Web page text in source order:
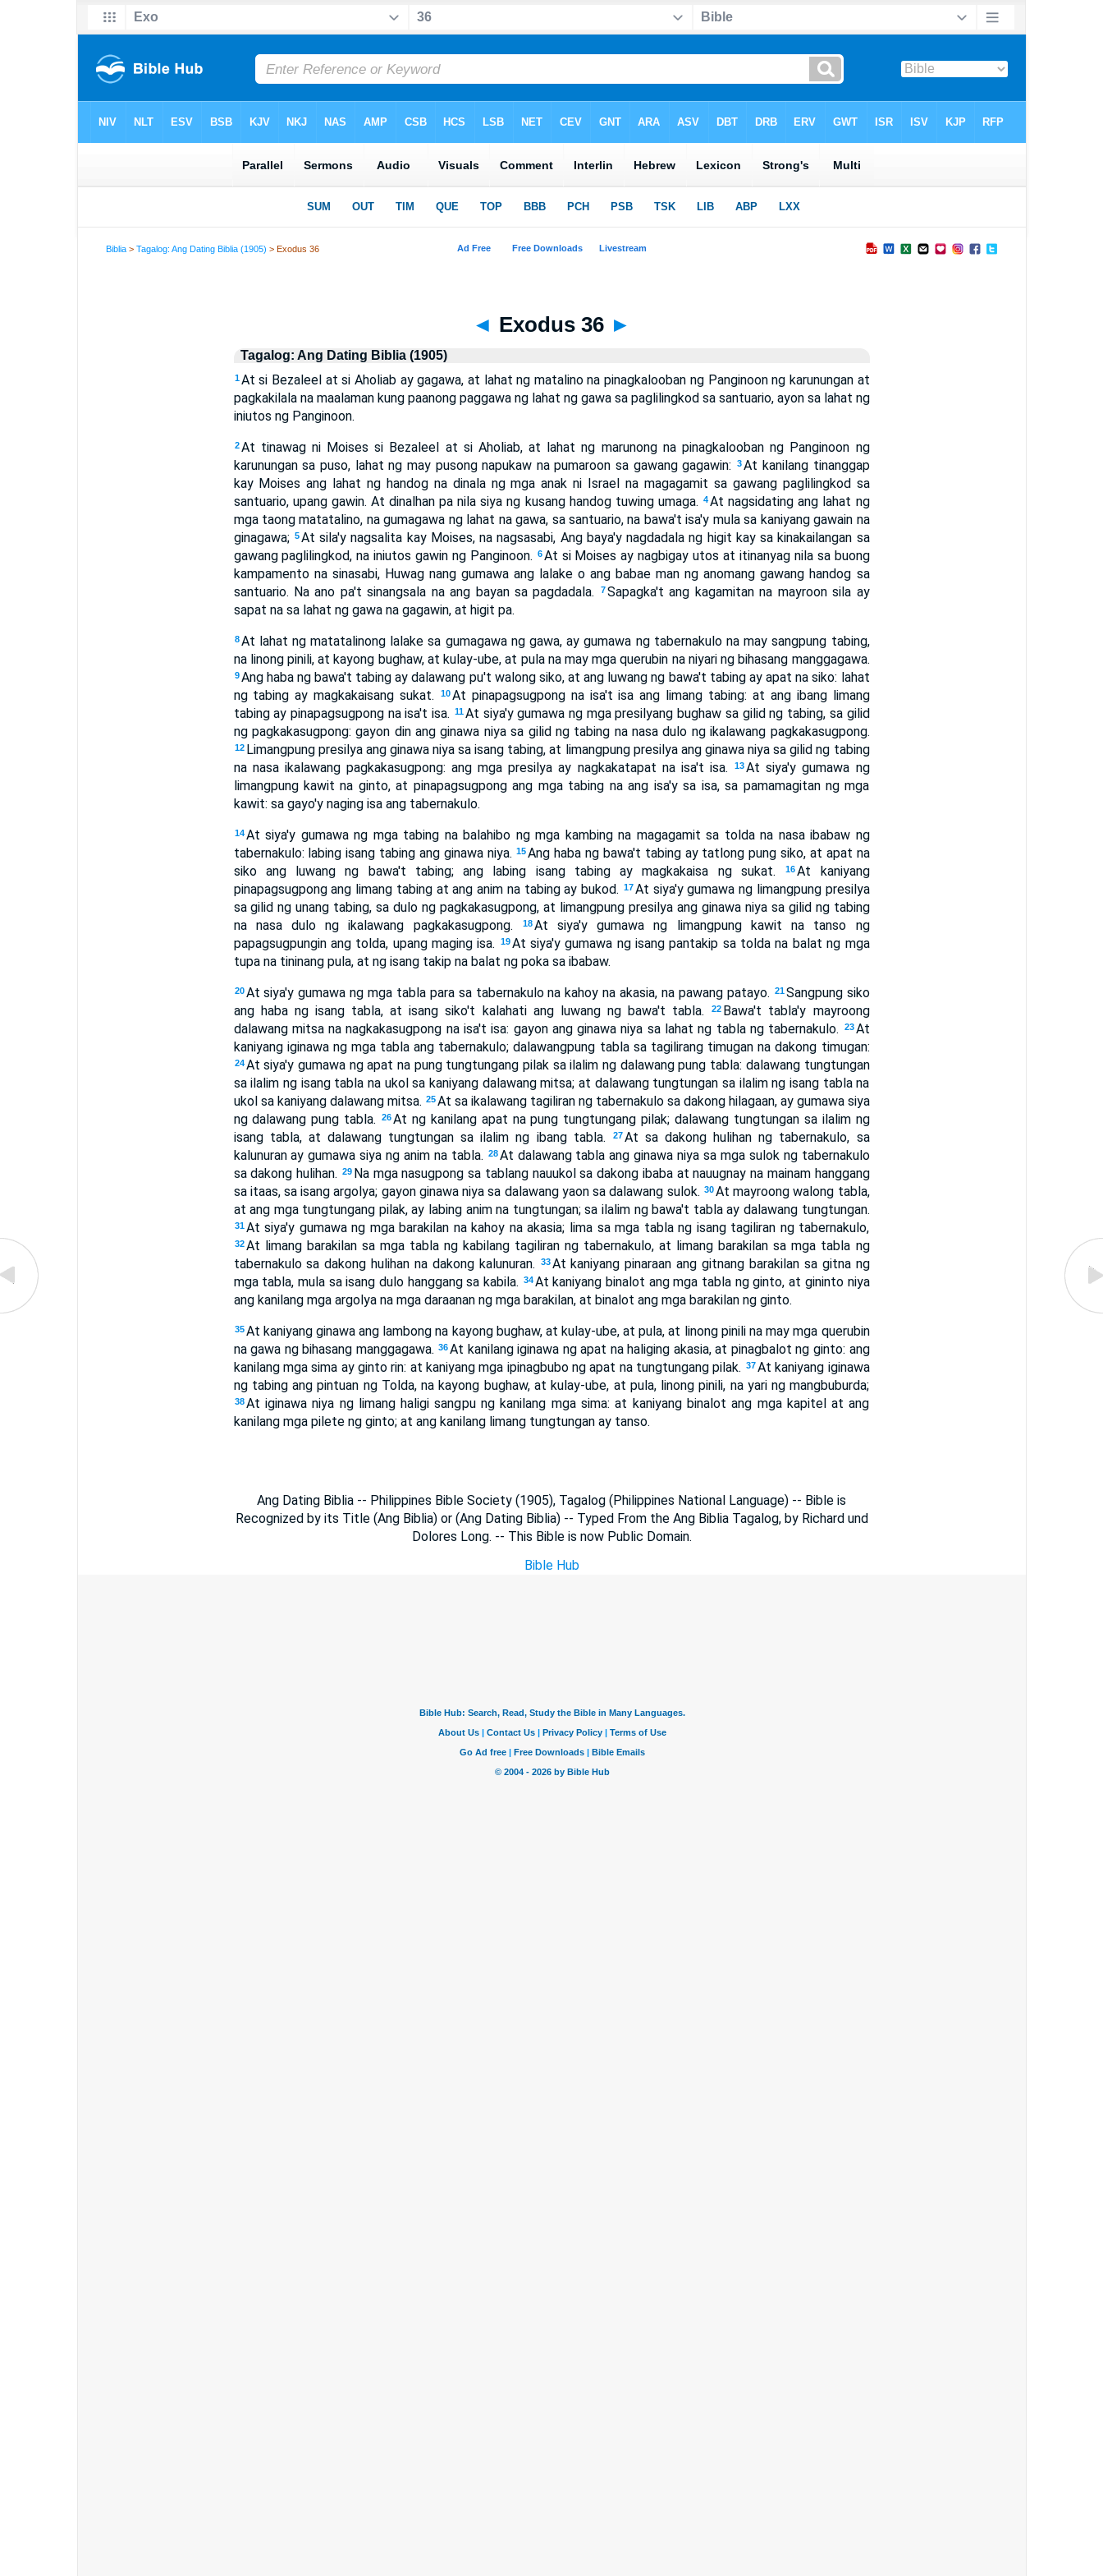
Biblia >Tagalog: Ang Dating Biblia (1905) > Exodus 36
◄ Exodus 36 ►
Tagalog: Ang Dating Biblia (1905)
1 At si Bezaleel at si Aholiab ay gagawa, at lahat ng matalino na pinagkalooban ng Panginoon ng karunungan at
pagkakilala na maalaman kung paanong paggawa ng lahat ng gawa sa paglilingkod sa santuario, ayon sa lahat ng
iniutos ng Panginoon.
2 At tinawag ni Moises si Bezaleel at si Aholiab, at lahat ng marunong na pinagkalooban ng Panginoon ng
karunungan sa puso, lahat ng may pusong napukaw na pumaroon sa gawang gagawin:
3At kanilang tinanggap
kay Moises ang lahat ng handog na dinala ng mga anak ni Israel na magagamit sa gawang paglilingkod sa
santuario, upang gawin. At dinalhan pa nila siya ng kusang handog tuwing umaga. 4At nagsidating ang lahat ng
mga taong matatalino, na gumagawa ng lahat na gawa, sa santuario, na bawa't isa'y mula sa kaniyang gawain na
ginagawa; 5At sila'y nagsalita kay Moises, na nagsasabi, Ang baya'y nagdadala ng higit kay sa kinakailangan sa
gawang paglilingkod, na iniutos gawin ng Panginoon. 6At si Moises ay nagbigay utos at itinanyag nila sa buong
kampamento na sinasabi, Huwag nang gumawa ang lalake o ang babae man ng anomang gawang handog sa
santuario. Na ano pa't sinangsala na ang bayan sa pagdadala.
7Sapagka't ang kagamitan na mayroon sila ay
sapat na sa lahat ng gawa na gagawin, at higit pa.
8 At lahat ng matatalinong lalake sa gumagawa ng gawa, ay gumawa ng tabernakulo na may sangpung tabing,
na linong pinili, at kayong bughaw, at kulay-ube, at pula na may mga querubin na niyari ng bihasang manggagawa.
9 Ang haba ng bawa't tabing ay dalawang pu't walong siko, at ang luwang ng bawa't tabing ay apat na siko: lahat
ng tabing ay magkakaisang sukat.
10At pinapagsugpong na isa't isa ang limang tabing: at ang ibang limang
tabing ay pinapagsugpong na isa't isa. 11At siya'y gumawa ng mga presilyang bughaw sa gilid ng tabing, sa gilid
ng pagkakasugpong: gayon din ang ginawa niya sa gilid ng tabing na nasa dulo ng ikalawang pagkakasugpong.
12 Limangpung presilya ang ginawa niya sa isang tabing, at limangpung presilya ang ginawa niya sa gilid ng tabing
na nasa ikalawang pagkakasugpong: ang mga presilya ay nagkakatapat na isa't isa.
13At siya'y gumawa ng
limangpung kawit na ginto, at pinapagsugpong ang mga tabing na ang isa'y sa isa, sa pamamagitan ng mga
kawit: sa gayo'y naging isa ang tabernakulo.
14 At siya'y gumawa ng mga tabing na balahibo ng mga kambing na magagamit sa tolda na nasa ibabaw ng
tabernakulo: labing isang tabing ang ginawa niya. 15Ang haba ng bawa't tabing ay tatlong pung siko, at apat na
siko ang luwang ng bawa't tabing; ang labing isang tabing ay magkakaisa ng sukat.
16At kaniyang
pinapagsugpong ang limang tabing at ang anim na tabing ay bukod. 17At siya'y gumawa ng limangpung presilya
sa gilid ng unang tabing, sa dulo ng pagkakasugpong, at limangpung presilya ang ginawa niya sa gilid ng tabing
na nasa dulo ng ikalawang pagkakasugpong.
18At siya'y gumawa ng limangpung kawit na tanso ng
papagsugpungin ang tolda, upang maging isa.
19At siya'y gumawa ng isang pantakip sa tolda na balat ng mga
tupa na tininang pula, at ng isang takip na balat ng poka sa ibabaw.
20 At siya'y gumawa ng mga tabla para sa tabernakulo na kahoy na akasia, na pawang patayo. 21Sangpung siko
ang haba ng isang tabla, at isang siko't kalahati ang luwang ng bawa't tabla.
22 Bawa't tabla'y mayroong
dalawang mitsa na nagkakasugpong na isa't isa: gayon ang ginawa niya sa lahat ng tabla ng tabernakulo.
23 At
kaniyang iginawa ng mga tabla ang tabernakulo; dalawangpung tabla sa tagilirang timugan na dakong timugan:
24 At siya'y gumawa ng apat na pung tungtungang pilak sa ilalim ng dalawang pung tabla: dalawang tungtungan
sa ilalim ng isang tabla na ukol sa kaniyang dalawang mitsa; at dalawang tungtungan sa ilalim ng isang tabla na
ukol sa kaniyang dalawang mitsa. 25 At sa ikalawang tagiliran ng tabernakulo sa dakong hilagaan, ay gumawa siya
ng dalawang pung tabla.
26At ng kanilang apat na pung tungtungang pilak; dalawang tungtungan sa ilalim ng
isang tabla, at dalawang tungtungan sa ilalim ng ibang tabla.
27At sa dakong hulihan ng tabernakulo, sa
kalunuran ay gumawa siya ng anim na tabla. 28At dalawang tabla ang ginawa niya sa mga sulok ng tabernakulo
sa dakong hulihan. 29 Na mga nasugpong sa tablang nauukol sa dakong ibaba at nauugnay na mainam hanggang
sa itaas, sa isang argolya; gayon ginawa niya sa dalawang yaon sa dalawang sulok. 30At mayroong walong tabla,
at ang mga tungtungang pilak, ay labing anim na tungtungan; sa ilalim ng bawa't tabla ay dalawang tungtungan.
31 At siya'y gumawa ng mga barakilan na kahoy na akasia; lima sa mga tabla ng isang tagiliran ng tabernakulo,
32 At limang barakilan sa mga tabla ng kabilang tagiliran ng tabernakulo, at limang barakilan sa mga tabla ng
tabernakulo sa dakong hulihan na dakong kalunuran.
33 At kaniyang pinaraan ang gitnang barakilan sa gitna ng
mga tabla, mula sa isang dulo hanggang sa kabila. 34At kaniyang binalot ang mga tabla ng ginto, at gininto niya
ang kanilang mga argolya na mga daraanan ng mga barakilan, at binalot ang mga barakilan ng ginto.
35 At kaniyang ginawa ang lambong na kayong bughaw, at kulay-ube, at pula, at linong pinili na may mga querubin
na gawa ng bihasang manggagawa. 36At kanilang iginawa ng apat na haliging akasia, at pinagbalot ng ginto: ang
kanilang mga sima ay ginto rin: at kaniyang mga ipinagbubo ng apat na tungtungang pilak. 37At kaniyang iginawa
ng tabing ang pintuan ng Tolda, na kayong bughaw, at kulay-ube, at pula, linong pinili, na yari ng mangbuburda;
38 At iginawa niya ng limang haligi sangpu ng kanilang mga sima: at kaniyang binalot ang mga kapitel at ang
kanilang mga pilete ng ginto; at ang kanilang limang tungtungan ay tanso.
Ang Dating Biblia -- Philippines Bible Society (1905), Tagalog (Philippines National Language) -- Bible is
Recognized by its Title (Ang Biblia) or (Ang Dating Biblia) -- Typed From the Ang Biblia Tagalog, by Richard und
Dolores Long. -- This Bible is now Public Domain.
Bible Hub